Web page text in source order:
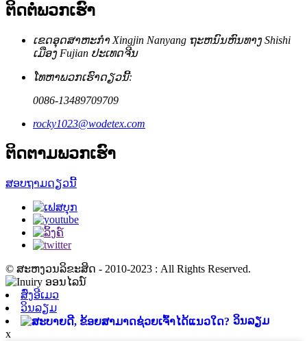
ຕິດຕໍ່ພວກເຮົາ
ເຂດ​ອຸດ​ສາ​ຫະ​ກໍາ Xingjin Nanyang ຖະ​ຫນົນ​ຫົນ​ທາງ Shishi
ເມືອງ Fujian ປະ​ເທດ​ຈີນ​
ໂທຫາພວກເຮົາດຽວນີ້:
0086-13489709709
rocky1023@wodetex.com
ຕິດຕາມພວກເຮົາ
ສອບຖາມດຽວນີ້
© ສະຫງວນລິຂະສິດ - 2010-2023 : All Rights Reserved.
ສົ່ງອີເມວ
ວິນລຽມ
ວິນລຽມ
x